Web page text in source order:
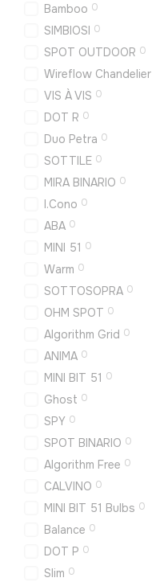
Bamboo 0
SIMBIOSI 0
SPOT OUTDOOR 0
Wireflow Chandelier
VIS À VIS 0
DOT R 0
Duo Petra 0
SOTTILE 0
MIRA BINARIO 0
I.Cono 0
ABA 0
MINI 51 0
Warm 0
SOTTOSOPRA 0
OHM SPOT 0
Algorithm Grid 0
ANIMA 0
MINI BIT 51 0
Ghost 0
SPY 0
SPOT BINARIO 0
Algorithm Free 0
CALVINO 0
MINI BIT 51 Bulbs 0
Balance 0
DOT P 0
Slim 0